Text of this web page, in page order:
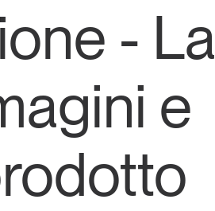
Iscriviti- La
e